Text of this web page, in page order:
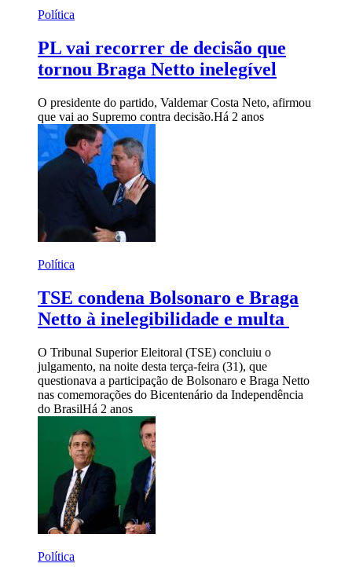
Política
PL vai recorrer de decisão que
tornou Braga Netto inelegível
O presidente do partido, Valdemar Costa Neto, afirmou
que vai ao Supremo contra decisão.Há 2 anos
Política
TSE condena Bolsonaro e Braga
Netto à inelegibilidade e multa
O Tribunal Superior Eleitoral (TSE) concluiu o
julgamento, na noite desta terça-feira (31), que
questionava a participação de Bolsonaro e Braga Netto
nas comemorações do Bicentenário da Independência
do BrasilHá 2 anos
Política